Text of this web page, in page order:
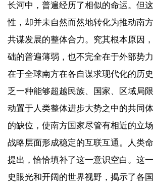
长河中，普遍经历了相似的命运。但
性，却并未自然而然地转化为推动南方
共谋发展的整体合力。究其根本原因
础的普遍薄弱，也不完全在于外部势
在于全球南方在各自谋求现代化的历
乏一种能够超越民族、国家、区域局
动置于人类整体进步大势之中的共同
的缺位，使南方国家尽管有相近的立
战略层面形成稳定的互联互通。人类
提出，恰恰填补了这一意识空白。这
史眼光和开阔的世界视野，揭示了各